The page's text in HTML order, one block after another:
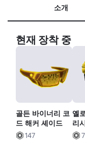
소개
현재 장착 중
골든 바이너리 코
드 해커 셰이드
147
옐
리